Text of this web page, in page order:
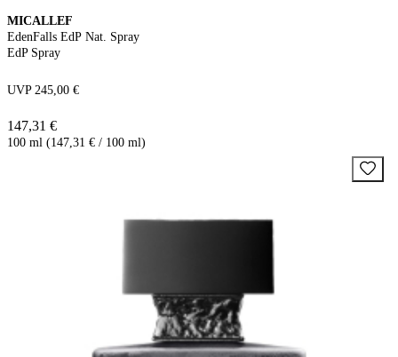
MICALLEF
EdenFalls EdP Nat. Spray
EdP Spray
UVP 245,00 €
147,31 €
100 ml (147,31 € / 100 ml)